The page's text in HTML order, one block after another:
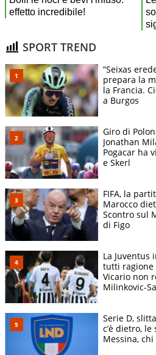
SPORT TREND
“Seixas
prepara la
la Francia.
a Burgos
Giro di
Jonathan
Pogacar ha
e Skerl
FIFA, la
Marocco
Scontro sul
di Figo
La Juventus
tutti ragione
Vicario non
Milinkovic-
Serie D,
c’è dietro,
Messina,